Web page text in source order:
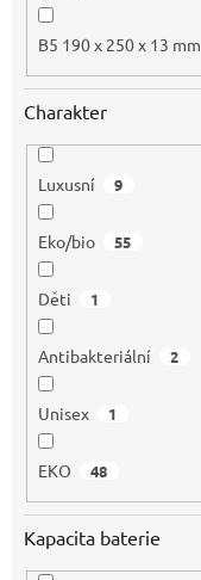
B5 190 x 250 x 13 mm
Charakter
Luxusní 9
Eko/bio 55
Děti 1
Antibakteriální 2
Unisex 1
EKO 48
Kapacita baterie